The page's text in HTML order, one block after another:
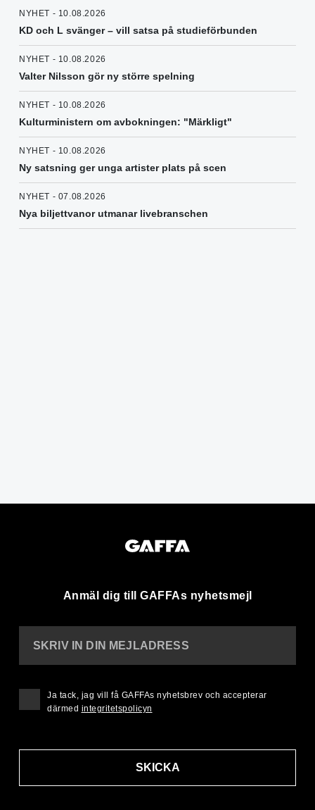
NYHET - 10.08.2026
KD och L svänger – vill satsa på studieförbunden
NYHET - 10.08.2026
Valter Nilsson gör ny större spelning
NYHET - 10.08.2026
Kulturministern om avbokningen: "Märkligt"
NYHET - 10.08.2026
Ny satsning ger unga artister plats på scen
NYHET - 07.08.2026
Nya biljettvanor utmanar livebranschen
Anmäl dig till GAFFAs nyhetsmejl
SKRIV IN DIN MEJLADRESS
SKICKA
Ja tack, jag vill få GAFFAs nyhetsbrev och accepterar
därmed integritetspolicyn